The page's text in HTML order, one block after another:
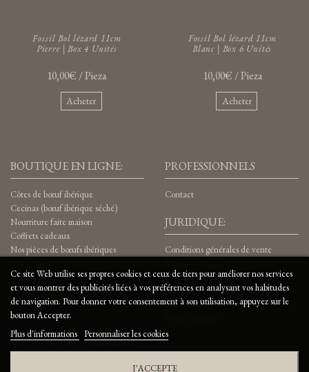
Fossil Bol lézard 11cm
Pierre | Box 4 Unités
10,00€ / Pieza
Acheter
Fossil Bol lézard 11cm
Blanc | Box 6 Unités
10,00€ / Pieza
Acheter
BOUTIQUE EN LIGNE:
Côtes de bœuf ibérique
Cecinas (bœuf ibérique séché)
Nourriture faite maison
Coffrets cadeaux
Nos pièces de bœufs ibériques
Accessoires
PROFESSIONNELS
Contact
JURIDIQUE:
Conditions générales de vente
Politique de confidentialité
Politique de cookies
Accesibilidad
CONTACT ENTREPRISE :
Ce site Web utilise ses propres cookies et ceux de tiers pour améliorer nos services
et vous montrer des publicités liées à vos préférences en analysant vos habitudes
de navigation. Pour donner votre consentement à son utilisation, appuyez sur le
bouton Accepter.
Plus d'informations Personnaliser les cookies
J'ACCEPTE